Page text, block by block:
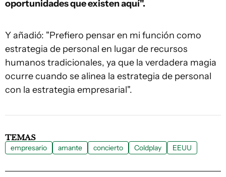
oportunidades que existen aquí".
Y añadió: "Prefiero pensar en mi función como
estrategia de personal en lugar de recursos
humanos tradicionales, ya que la verdadera magia
ocurre cuando se alinea la estrategia de personal
con la estrategia empresarial".
TEMAS
empresario amante concierto Coldplay EEUU